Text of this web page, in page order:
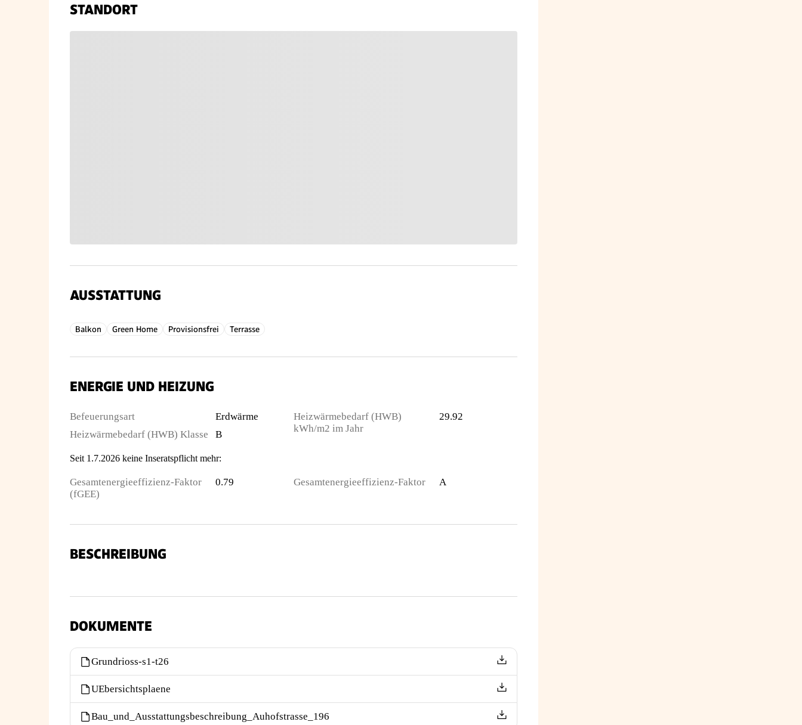
STANDORT
AUSSTATTUNG
Balkon Green Home Provisionsfrei Terrasse
ENERGIE UND HEIZUNG
Befeuerungsart
Erdwärme
Heizwärmebedarf (HWB) Klasse
B
Heizwärmebedarf (HWB)
kWh/m2 im Jahr
29.92
Seit 1.7.2026 keine Inseratspflicht mehr:
Gesamtenergieeffizienz-Faktor
(fGEE)
0.79 Gesamtenergieeffizienz-Faktor A
BESCHREIBUNG
DOKUMENTE
Grundrioss-s1-t26
UEbersichtsplaene
Bau_und_Ausstattungsbeschreibung_Auhofstrasse_196